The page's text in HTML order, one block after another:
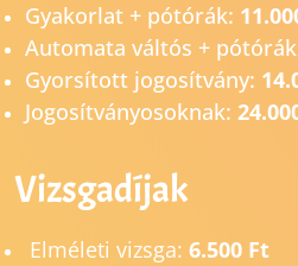
Gyakorlat + pótórák:
Automata váltós +
Gyorsított jogosítvány:
Jogosítványosoknak:
Vizsgadíjak
Elméleti vizsga: 6.500 Ft